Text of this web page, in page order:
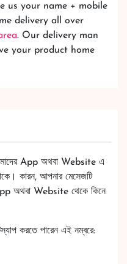
us your name + mobile
delivery all over
. Our delivery man
your product home
আমাদের App অথবা Website এ
কারন, আপনার মেসেজটি
অথবা Website থেকে কিনে
করতে পারেন এই নম্বরে: